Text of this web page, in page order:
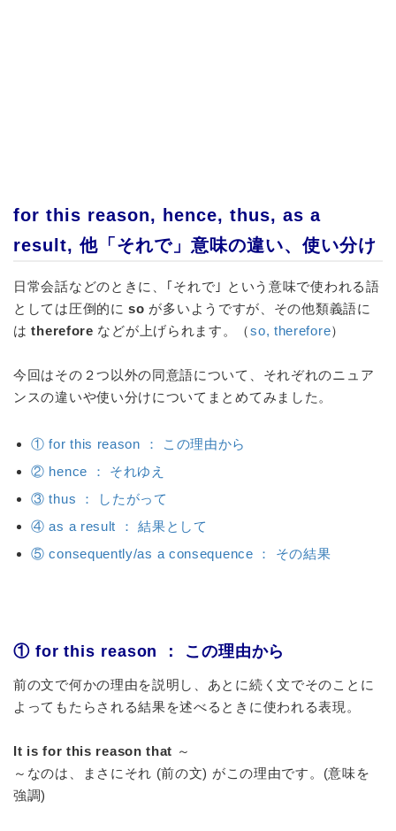
for this reason, hence, thus, as a
result, 他「それで」意味の違い、使い分け
日常会話などのときに、｢それで｣ という意味で使われる語
としては圧倒的にso が多いようですが、 その他類義語に
はtherefore などが上げられます。（so, therefore）
今回はその２つ以外の同意語について、それぞれのニュア
ンスの違いや使い分けについてまとめてみました。
① for this reason ： この理由から
② hence ： それゆえ
③ thus ： したがって
④ as a result ： 結果として
⑤ consequently/as a consequence ： その結果
① for this reason ： この理由から
前の文で何かの理由を説明し、あとに続く文でそのことに
よってもたらされる結果を述べるときに使われる表現。
It is for this reason that ～
～なのは、まさにそれ (前の文) がこの理由です。(意味を
強調)